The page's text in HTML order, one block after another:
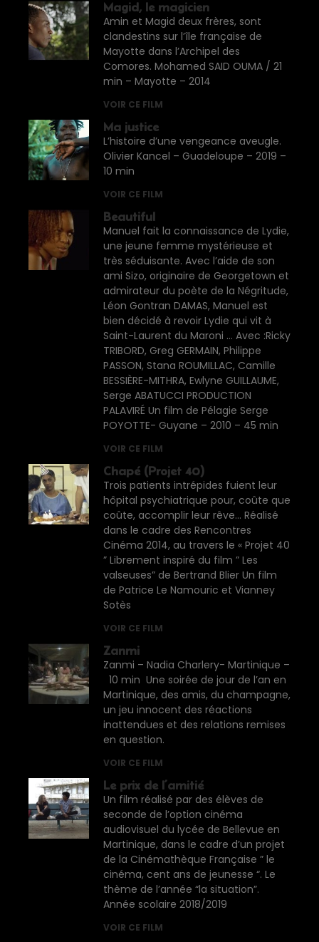
Magid, le magicien
Amin et Magid deux frères, sont
clandestins sur l’île française de
Mayotte dans l’Archipel des
Comores. Mohamed SAID OUMA / 21
min – Mayotte – 2014
VOIR CE FILM
Ma justice
L’histoire d’une vengeance aveugle.
Olivier Kancel – Guadeloupe – 2019 –
10 min
VOIR CE FILM
Beautiful
Manuel fait la connaissance de Lydie,
une jeune femme mystérieuse et
très séduisante. Avec l’aide de son
ami Sizo, originaire de Georgetown et
admirateur du poète de la Négritude,
Léon Gontran DAMAS, Manuel est
bien décidé à revoir Lydie qui vit à
Saint-Laurent du Maroni … Avec :Ricky
TRIBORD, Greg GERMAIN, Philippe
PASSON, Stana ROUMILLAC, Camille
BESSIÈRE-MITHRA, Ewlyne GUILLAUME,
Serge ABATUCCI PRODUCTION
PALAVIRÉ Un film de Pélagie Serge
POYOTTE- Guyane – 2010 – 45 min
VOIR CE FILM
Chapé (Projet 40)
Trois patients intrépides fuient leur
hôpital psychiatrique pour, coûte que
coûte, accomplir leur rêve… Réalisé
dans le cadre des Rencontres
Cinéma 2014, au travers le « Projet 40
” Librement inspiré du film ” Les
valseuses” de Bertrand Blier Un film
de Patrice Le Namouric et Vianney
Sotès
VOIR CE FILM
Zanmi
Zanmi – Nadia Charlery- Martinique –
10 min Une soirée de jour de l’an en
Martinique, des amis, du champagne,
un jeu innocent des réactions
inattendues et des relations remises
en question.
VOIR CE FILM
Le prix de l’amitié
Un film réalisé par des élèves de
seconde de l’option cinéma
audiovisuel du lycée de Bellevue en
Martinique, dans le cadre d’un projet
de la Cinémathèque Française ” le
cinéma, cent ans de jeunesse “. Le
thème de l’année “la situation”.
Année scolaire 2018/2019
VOIR CE FILM